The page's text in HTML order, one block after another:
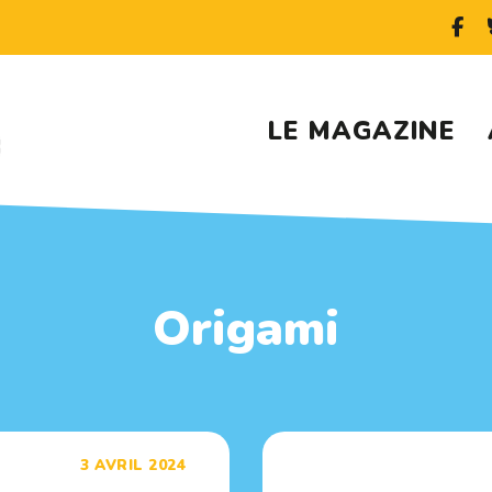
LE MAGAZINE
Origami
3 AVRIL 2024